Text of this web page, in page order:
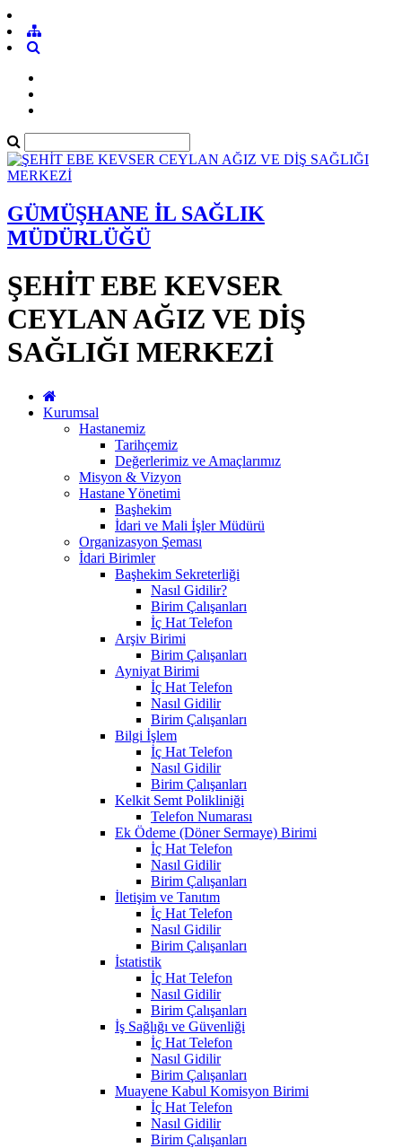
GÜMÜŞHANE İL SAĞLIK
MÜDÜRLÜĞÜ
ŞEHİT EBE KEVSER
CEYLAN AĞIZ VE DİŞ
SAĞLIĞI MERKEZİ
Kurumsal
Hastanemiz
Tarihçemiz
Değerlerimiz ve Amaçlarımız
Misyon & Vizyon
Hastane Yönetimi
Başhekim
İdari ve Mali İşler Müdürü
Organizasyon Şeması
İdari Birimler
Başhekim Sekreterliği
Nasıl Gidilir?
Birim Çalışanları
İç Hat Telefon
Arşiv Birimi
Birim Çalışanları
Ayniyat Birimi
İç Hat Telefon
Nasıl Gidilir
Birim Çalışanları
Bilgi İşlem
İç Hat Telefon
Nasıl Gidilir
Birim Çalışanları
Kelkit Semt Polikliniği
Telefon Numarası
Ek Ödeme (Döner Sermaye) Birimi
İç Hat Telefon
Nasıl Gidilir
Birim Çalışanları
İletişim ve Tanıtım
İç Hat Telefon
Nasıl Gidilir
Birim Çalışanları
İstatistik
İç Hat Telefon
Nasıl Gidilir
Birim Çalışanları
İş Sağlığı ve Güvenliği
İç Hat Telefon
Nasıl Gidilir
Birim Çalışanları
Muayene Kabul Komisyon Birimi
İç Hat Telefon
Nasıl Gidilir
Birim Çalışanları